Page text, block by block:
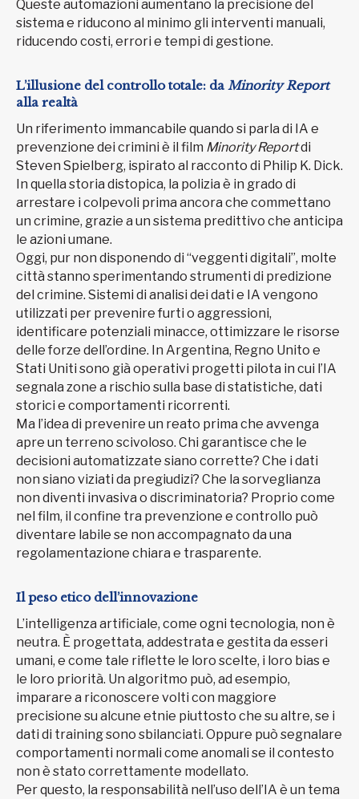
Queste automazioni aumentano la precisione del
sistema e riducono al minimo gli interventi manuali,
riducendo costi, errori e tempi di gestione.
L’illusione del controllo totale: da Minority Report
alla realtà
Un riferimento immancabile quando si parla di IA e
prevenzione dei crimini è il film Minority Reportdi
Steven Spielberg, ispirato al racconto di Philip K. Dick.
In quella storia distopica, la polizia è in grado di
arrestare i colpevoli prima ancora che commettano
un crimine, grazie a un sistema predittivo che anticipa
le azioni umane.
Oggi, pur non disponendo di “veggenti digitali”, molte
città stanno sperimentando strumenti di predizione
del crimine. Sistemi di analisi dei dati e IA vengono
utilizzati per prevenire furti o aggressioni,
identificare potenziali minacce, ottimizzare le risorse
delle forze dell’ordine. In Argentina, Regno Unito e
Stati Uniti sono già operativi progetti pilota in cui l’IA
segnala zone a rischio sulla base di statistiche, dati
storici e comportamenti ricorrenti.
Ma l’idea di prevenire un reato prima che avvenga
apre un terreno scivoloso. Chi garantisce che le
decisioni automatizzate siano corrette? Che i dati
non siano viziati da pregiudizi? Che la sorveglianza
non diventi invasiva o discriminatoria? Proprio come
nel film, il confine tra prevenzione e controllo può
diventare labile se non accompagnato da una
regolamentazione chiara e trasparente.
Il peso etico dell’innovazione
L’intelligenza artificiale, come ogni tecnologia, non è
neutra. È progettata, addestrata e gestita da esseri
umani, e come tale riflette le loro scelte, i loro bias e
le loro priorità. Un algoritmo può, ad esempio,
imparare a riconoscere volti con maggiore
precisione su alcune etnie piuttosto che su altre, se i
dati di training sono sbilanciati. Oppure può segnalare
comportamenti normali come anomali se il contesto
non è stato correttamente modellato.
Per questo, la responsabilità nell’uso dell’IA è un tema